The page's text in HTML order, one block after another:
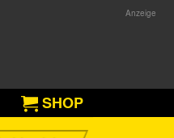
SHOP